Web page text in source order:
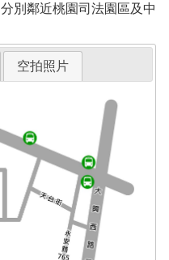
別鄰近桃園司法園區及中
空拍照片